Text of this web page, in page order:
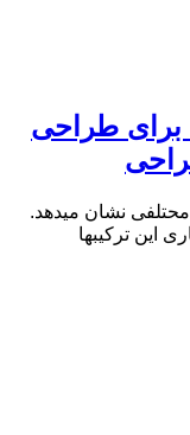
برای طراحی
نشان میدهد.
این ترکیبها